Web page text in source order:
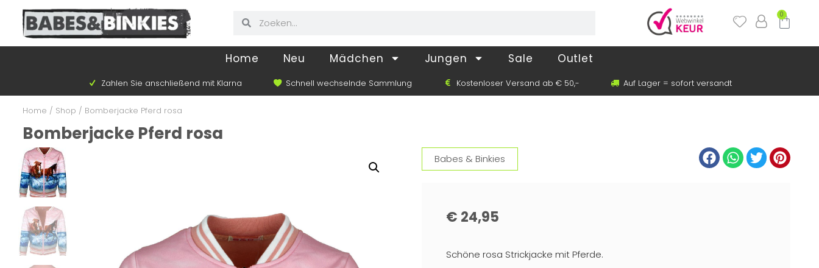
0
Home Neu Mädchen Jungen Sale Outlet
Zahlen Sie anschließend mit Klarna Schnell wechselnde Sammlung Kostenloser Versand ab € 50,- Auf Lager = sofort versandt
Home / Shop / Bomberjacke Pferd rosa
Bomberjacke Pferd rosa
Babes & Binkies
€ 24,95
Schöne rosa Strickjacke mit Pferde.